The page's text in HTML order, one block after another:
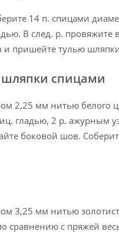
14 п. спицами
В след. р. провяжите
и пришейте тулью
шляпки спицами
2,25 мм нитью белого
гладью, 2 р. ажурным
боковой шов.
3,25 мм нитью
сравнению с пряжей